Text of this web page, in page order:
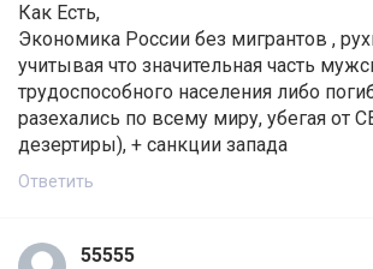
Как Есть,
Экономика России без мигрантов ,
учитывая что значительная часть
трудоспособного населения либо
разехались по всему миру, убегая от
дезертиры), + санкции запада
Ответить
55555